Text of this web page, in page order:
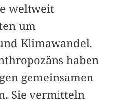
weltweit
um
Klimawandel.
haben
gemeinsamen
Sie vermitteln